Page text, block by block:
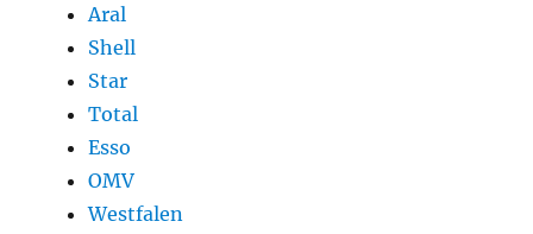
Aral
Shell
Star
Total
Esso
OMV
Westfalen